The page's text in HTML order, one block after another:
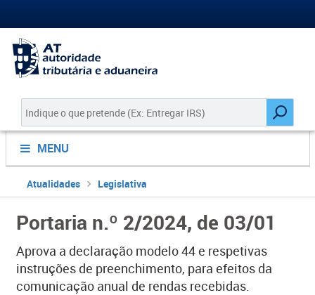
MENU
Atualidades Legislativa
Portaria n.º 2/2024, de 03/01
Aprova a declaração modelo 44 e respetivas
instruções de preenchimento, para efeitos da
comunicação anual de rendas recebidas.